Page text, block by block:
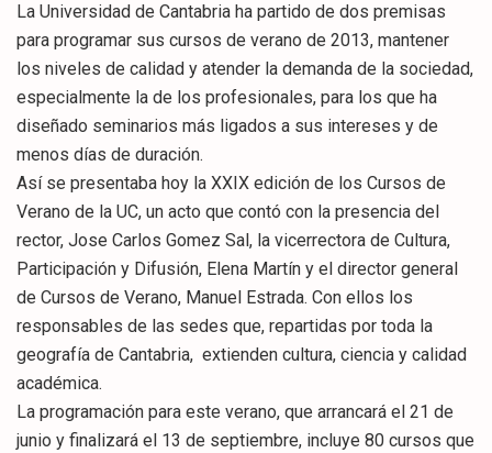
La Universidad de Cantabria ha partido de dos premisas
para programar sus cursos de verano de 2013, mantener
los niveles de calidad y atender la demanda de la sociedad,
especialmente la de los profesionales, para los que ha
diseñado seminarios más ligados a sus intereses y de
menos días de duración.
Así se presentaba hoy la XXIX edición de los Cursos de
Verano de la UC, un acto que contó con la presencia del
rector, Jose Carlos Gomez Sal, la vicerrectora de Cultura,
Participación y Difusión, Elena Martín y el director general
de Cursos de Verano, Manuel Estrada. Con ellos los
responsables de las sedes que, repartidas por toda la
geografía de Cantabria, extienden cultura, ciencia y calidad
académica.
La programación para este verano, que arrancará el 21 de
junio y finalizará el 13 de septiembre, incluye 80 cursos que